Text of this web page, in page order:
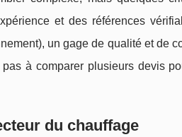
et des références
un gage de qualité et de
à comparer plusieurs devis
du chauffage